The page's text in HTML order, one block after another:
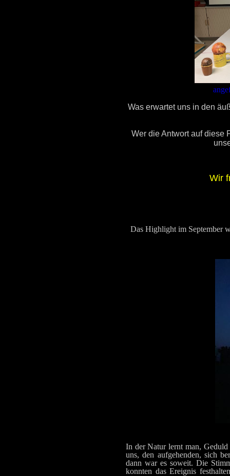
Was erwartet uns in den
Wer die Antwort auf diese
Wir
Das Highlight im September
In der Natur lernt man,
uns, den aufgehenden, sich
dann war es soweit. Die
konnten das Ereignis